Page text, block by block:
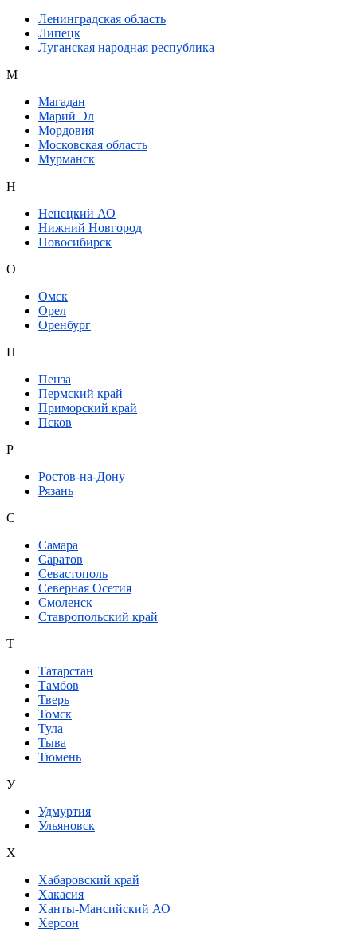
Ленинградская область
Липецк
Луганская народная республика
М
Магадан
Марий Эл
Мордовия
Московская область
Мурманск
Н
Ненецкий АО
Нижний Новгород
Новосибирск
О
Омск
Орел
Оренбург
П
Пенза
Пермский край
Приморский край
Псков
Р
Ростов-на-Дону
Рязань
С
Самара
Саратов
Севастополь
Северная Осетия
Смоленск
Ставропольский край
Т
Татарстан
Тамбов
Тверь
Томск
Тула
Тыва
Тюмень
У
Удмуртия
Ульяновск
Х
Хабаровский край
Хакасия
Ханты-Мансийский АО
Херсон